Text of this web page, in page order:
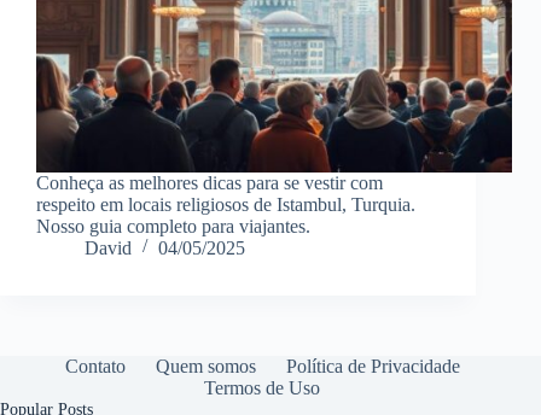
Conheça as melhores dicas para se vestir com
respeito em locais religiosos de Istambul, Turquia.
Nosso guia completo para viajantes.
David
04/05/2025
Contato Quem somos
Política de Privacidade
Termos de Uso
Popular Posts